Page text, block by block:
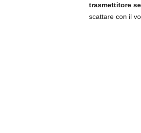
trasmettitore
scattare con il